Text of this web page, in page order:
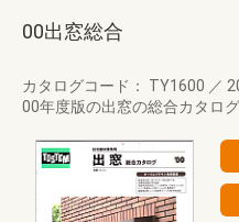
00出窓総合
カタログコード： TY1600 ／
00年度版の出窓の総合カタログ